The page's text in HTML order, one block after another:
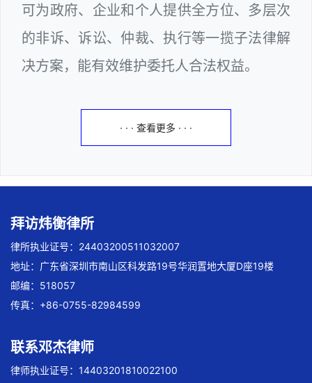
可为政府、企业和个人提供全方位、多层次
的非诉、诉讼、仲裁、执行等一揽子法律解
决方案，能有效维护委托人合法权益。
· · · 查看更多 · · ·
拜访炜衡律所
律所执业证号：24403200511032007
地址：广东省深圳市南山区科发路19号华润置地大厦D座19楼
邮编：518057
传真：+86-0755-82984599
联系邓杰律师
律师执业证号：14403201810022100